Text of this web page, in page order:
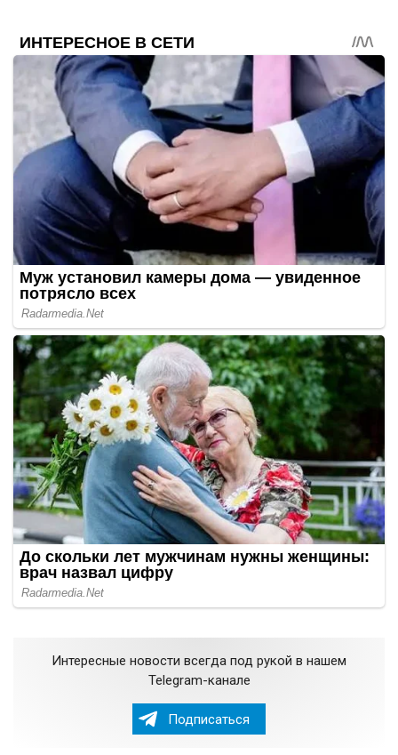
Интересные новости всегда под рукой в нашем
Telegram-канале
Подписаться